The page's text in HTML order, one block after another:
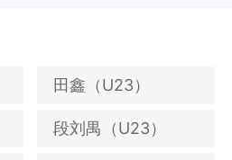
田鑫（U23）
段刘禺（U23）